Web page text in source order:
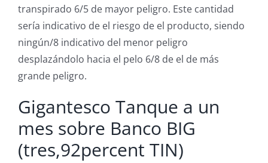
transpirado 6/5 de mayor peligro. Este cantidad
serí­a indicativo de el riesgo de el producto, siendo
ningún/8 indicativo del menor peligro
desplazándolo hacia el pelo 6/8 de el de más
grande peligro.
Gigantesco Tanque a un
mes sobre Banco BIG
(tres,92percent TIN)